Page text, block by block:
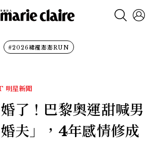
#2026裙襬澎澎RUN
明星新聞
了！巴黎奧運甜喊男
夫」，4年感情修成